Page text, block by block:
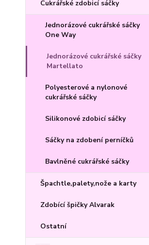
Cukrářské zdobicí sáčky
Jednorázové cukrářské sáčky
One Way
Jednorázové cukrářské sáčky
Martellato
Polyesterové a nylonové
cukrářské sáčky
Silikonové zdobicí sáčky
Sáčky na zdobení perníčků
Bavlněné cukrářské sáčky
Špachtle,palety,nože a karty
Zdobící špičky Alvarak
Ostatní